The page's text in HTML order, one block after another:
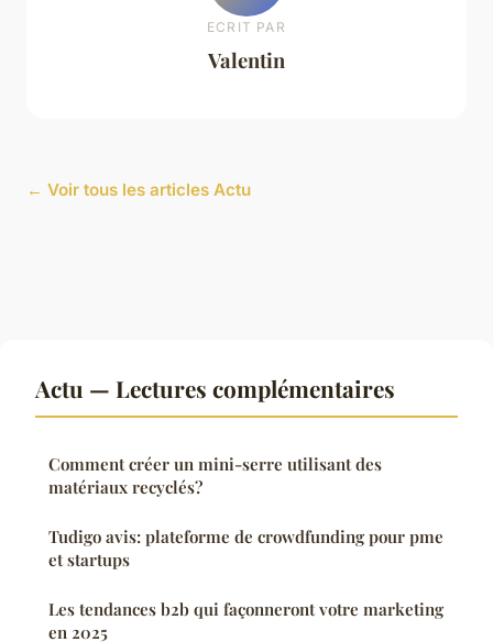
ECRIT PAR
Valentin
← Voir tous les articles Actu
Actu — Lectures complémentaires
Comment créer un mini-serre utilisant des
matériaux recyclés?
Tudigo avis: plateforme de crowdfunding pour pme
et startups
Les tendances b2b qui façonneront votre marketing
en 2025